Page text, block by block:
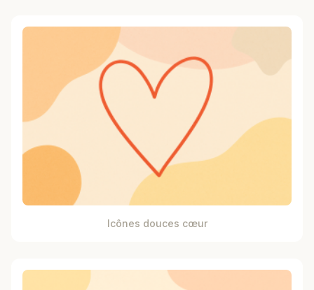
Icônes douces cœur